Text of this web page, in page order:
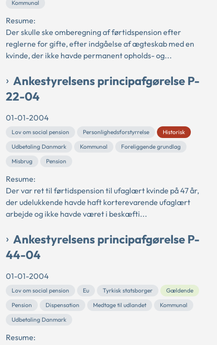
Kommunal
Resume:
Der skulle ske omberegning af førtidspension efter
reglerne for gifte, efter indgåelse af ægteskab med en
kvinde, der ikke havde permanent opholds- og...
Ankestyrelsens principafgørelse P-
22-04
01-01-2004
Lov om social pension Personlighedsforstyrrelse
Historisk
Udbetaling Danmark
Kommunal
Foreliggende grundlag
Misbrug
Pension
Resume:
Der var ret til førtidspension til ufaglært kvinde på 47 år,
der udelukkende havde haft korterevarende ufaglært
arbejde og ikke havde været i beskæfti...
Ankestyrelsens principafgørelse P-
44-04
01-01-2004
Lov om social pension Eu Tyrkisk statsborger
Gældende
Pension
Dispensation Medtage til udlandet
Kommunal
Udbetaling Danmark
Resume: